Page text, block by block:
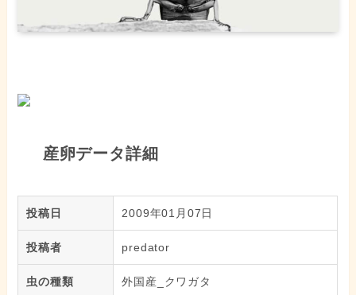
産卵データ詳細
投稿日 2009年01月07日
投稿者 predator
虫の種類 外国産_クワガタ